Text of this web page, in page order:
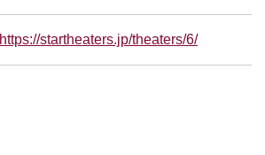
https://startheaters.jp/theaters/6/別ウィン